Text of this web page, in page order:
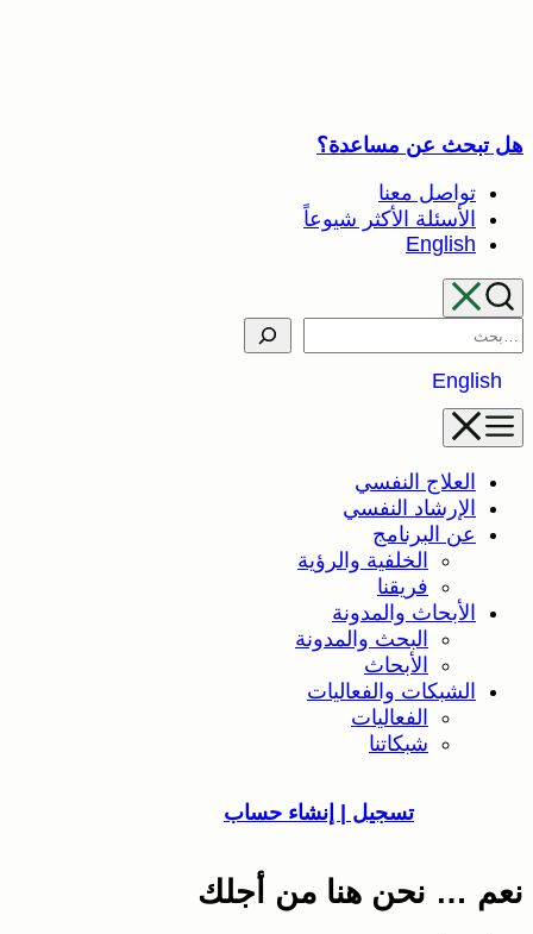
هل تبحث عن مساعدة؟
تواصل معنا
الأسئلة الأكثر شيوعاً
English
Search
English
العلاج النفسي
الإرشاد النفسي
عن البرنامج
الخلفية والرؤية
فريقنا
الأبحاث والمدونة
البحث والمدونة
الأبحاث
الشبكات والفعاليات
الفعاليات
شبكاتنا
تسجيل | إنشاء حساب
نعم … نحن هنا من أجلك